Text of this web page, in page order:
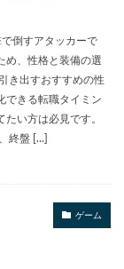
倒すアタッカーで
め、性格と装備の選
き出すおすすめの性
できる転職タイミン
い方は必見です。
終盤 […]
ゲーム